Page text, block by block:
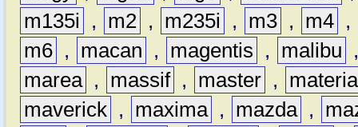
m135i
, m2 , m235i , m3 , m4 ,
m6 , macan , magentis , malibu
marea , massif , master ,
materia
maverick , maxima , mazda ,